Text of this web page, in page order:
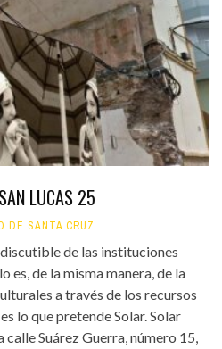
LUCAS 25
DE SANTA CRUZ
de las instituciones
es, de la misma manera, de la
a través de los recursos
lo que pretende Solar. Solar
Suárez Guerra, número 15,